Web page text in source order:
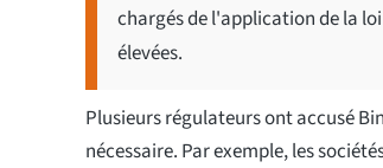
chargés de l'application de la
élevées.
Plusieurs régulateurs ont accusé
nécessaire. Par exemple, les